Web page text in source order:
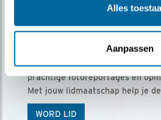
Alles
Aanpassen
Ontvang 5 x Vogels voor
Vogels is het tijdschrift voor
prachtige fotoreportages en
Met jouw lidmaatschap help je
WORD LID